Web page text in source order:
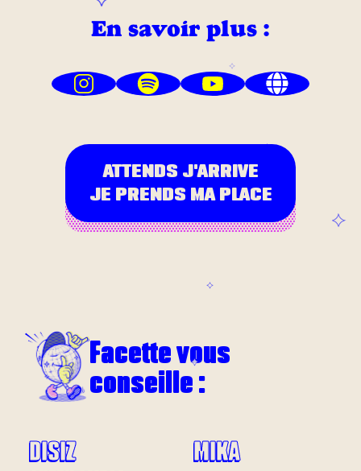
En savoir plus :
ATTENDS J'ARRIVE
JE PRENDS MA PLACE
Facette vous
conseille :
DISIZ MIKA